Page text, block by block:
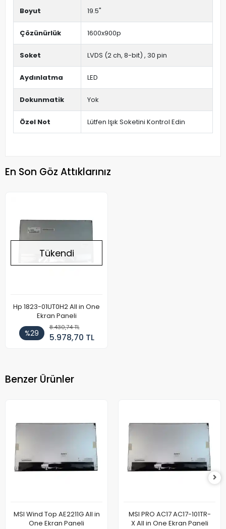
Boyut 19.5"
Çözünürlük 1600x900p
Soket LVDS (2 ch, 8-bit) , 30 pin
Aydınlatma LED
Dokunmatik Yok
Özel Not Lütfen Işık Soketini Kontrol Edin
En Son Göz Attıklarınız
Tükendi
Hp 1823-01UT0H2 All in One
Ekran Paneli
%29
8.430,74 TL
5.978,70 TL
Benzer Ürünler
MSI Wind Top AE2211G All in
One Ekran Paneli
MSI PRO AC17 AC17-101TR-
X All in One Ekran Paneli